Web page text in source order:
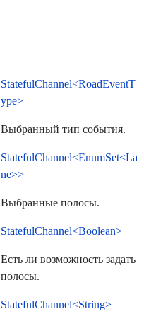
StatefulChannel<RoadEventT
ype>
Выбранный тип события.
StatefulChannel<EnumSet<La
ne>>
Выбранные полосы.
StatefulChannel<Boolean>
Есть ли возможность задать
полосы.
StatefulChannel<String>